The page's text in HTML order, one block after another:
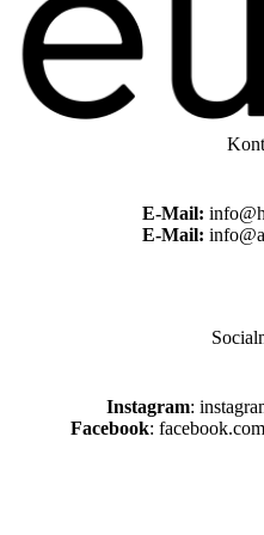
E-Mail:
E-Mail:
Instagram:
Facebook: